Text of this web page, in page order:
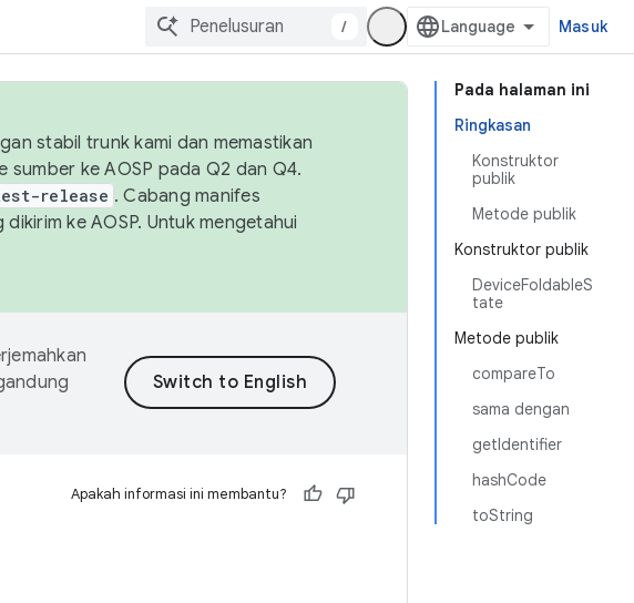
/ Masuk
Pada halaman ini
Ringkasan
Konstruktor
publik
Metode publik
Konstruktor publik
DeviceFoldableS
tate
Metode publik
compareTo
sama dengan
getIdentifier
hashCode
toString
stabil trunk kami dan memastikan
ke AOSP pada Q2 dan Q4.
release . Cabang manifes
ke AOSP. Untuk mengetahui
Apakah informasi ini membantu?